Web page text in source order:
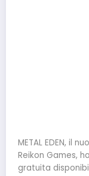
METAL EDEN, il
Reikon Games,
gratuita